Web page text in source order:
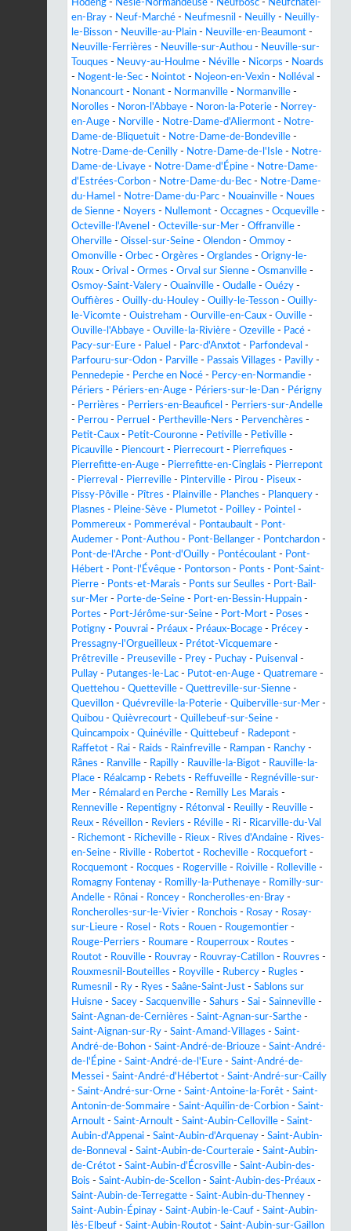
Hodeng - Nesle-Normandeuse - Neufbosc - Neufchâtel-
en-Bray - Neuf-Marché - Neufmesnil - Neuilly - Neuilly-
le-Bisson - Neuville-au-Plain - Neuville-en-Beaumont -
Neuville-Ferrières - Neuville-sur-Authou - Neuville-sur-
Touques - Neuvy-au-Houlme - Néville - Nicorps - Noards
- Nogent-le-Sec - Nointot - Nojeon-en-Vexin - Nolléval -
Nonancourt - Nonant - Normanville - Normanville -
Norolles - Noron-l'Abbaye - Noron-la-Poterie - Norrey-
en-Auge - Norville - Notre-Dame-d'Aliermont - Notre-
Dame-de-Bliquetuit - Notre-Dame-de-Bondeville -
Notre-Dame-de-Cenilly - Notre-Dame-de-l'Isle - Notre-
Dame-de-Livaye - Notre-Dame-d'Épine - Notre-Dame-
d'Estrées-Corbon - Notre-Dame-du-Bec - Notre-Dame-
du-Hamel - Notre-Dame-du-Parc - Nouainville - Noues
de Sienne - Noyers - Nullemont - Occagnes - Ocqueville -
Octeville-l'Avenel - Octeville-sur-Mer - Offranville -
Oherville - Oissel-sur-Seine - Olendon - Ommoy -
Omonville - Orbec - Orgères - Orglandes - Origny-le-
Roux - Orival - Ormes - Orval sur Sienne - Osmanville -
Osmoy-Saint-Valery - Ouainville - Oudalle - Ouézy -
Ouffières - Ouilly-du-Houley - Ouilly-le-Tesson - Ouilly-
le-Vicomte - Ouistreham - Ourville-en-Caux - Ouville -
Ouville-l'Abbaye - Ouville-la-Rivière - Ozeville - Pacé -
Pacy-sur-Eure - Paluel - Parc-d'Anxtot - Parfondeval -
Parfouru-sur-Odon - Parville - Passais Villages - Pavilly -
Pennedepie - Perche en Nocé - Percy-en-Normandie -
Périers - Périers-en-Auge - Périers-sur-le-Dan - Périgny
- Perrières - Perriers-en-Beauficel - Perriers-sur-Andelle
- Perrou - Perruel - Pertheville-Ners - Pervenchères -
Petit-Caux - Petit-Couronne - Petiville - Petiville -
Picauville - Piencourt - Pierrecourt - Pierrefiques -
Pierrefitte-en-Auge - Pierrefitte-en-Cinglais - Pierrepont
- Pierreval - Pierreville - Pinterville - Pirou - Piseux -
Pissy-Pôville - Pîtres - Plainville - Planches - Planquery -
Plasnes - Pleine-Sève - Plumetot - Poilley - Pointel -
Pommereux - Pommeréval - Pontaubault - Pont-
Audemer - Pont-Authou - Pont-Bellanger - Pontchardon -
Pont-de-l'Arche - Pont-d'Ouilly - Pontécoulant - Pont-
Hébert - Pont-l'Évêque - Pontorson - Ponts - Pont-Saint-
Pierre - Ponts-et-Marais - Ponts sur Seulles - Port-Bail-
sur-Mer - Porte-de-Seine - Port-en-Bessin-Huppain -
Portes - Port-Jérôme-sur-Seine - Port-Mort - Poses -
Potigny - Pouvrai - Préaux - Préaux-Bocage - Précey -
Pressagny-l'Orgueilleux - Prétot-Vicquemare -
Prêtreville - Preuseville - Prey - Puchay - Puisenval -
Pullay - Putanges-le-Lac - Putot-en-Auge - Quatremare -
Quettehou - Quetteville - Quettreville-sur-Sienne -
Quevillon - Quévreville-la-Poterie - Quiberville-sur-Mer -
Quibou - Quièvrecourt - Quillebeuf-sur-Seine -
Quincampoix - Quinéville - Quittebeuf - Radepont -
Raffetot - Rai - Raids - Rainfreville - Rampan - Ranchy -
Rânes - Ranville - Rapilly - Rauville-la-Bigot - Rauville-la-
Place - Réalcamp - Rebets - Reffuveille - Regnéville-sur-
Mer - Rémalard en Perche - Remilly Les Marais -
Renneville - Repentigny - Rétonval - Reuilly - Reuville -
Reux - Réveillon - Reviers - Réville - Ri - Ricarville-du-Val
- Richemont - Richeville - Rieux - Rives d'Andaine - Rives-
en-Seine - Riville - Robertot - Rocheville - Rocquefort -
Rocquemont - Rocques - Rogerville - Roiville - Rolleville -
Romagny Fontenay - Romilly-la-Puthenaye - Romilly-sur-
Andelle - Rônai - Roncey - Roncherolles-en-Bray -
Roncherolles-sur-le-Vivier - Ronchois - Rosay - Rosay-
sur-Lieure - Rosel - Rots - Rouen - Rougemontier -
Rouge-Perriers - Roumare - Rouperroux - Routes -
Routot - Rouville - Rouvray - Rouvray-Catillon - Rouvres -
Rouxmesnil-Bouteilles - Royville - Rubercy - Rugles -
Rumesnil - Ry - Ryes - Saâne-Saint-Just - Sablons sur
Huisne - Sacey - Sacquenville - Sahurs - Sai - Sainneville -
Saint-Agnan-de-Cernières - Saint-Agnan-sur-Sarthe -
Saint-Aignan-sur-Ry - Saint-Amand-Villages - Saint-
André-de-Bohon - Saint-André-de-Briouze - Saint-André-
de-l'Épine - Saint-André-de-l'Eure - Saint-André-de-
Messei - Saint-André-d'Hébertot - Saint-André-sur-Cailly
- Saint-André-sur-Orne - Saint-Antoine-la-Forêt - Saint-
Antonin-de-Sommaire - Saint-Aquilin-de-Corbion - Saint-
Arnoult - Saint-Arnoult - Saint-Aubin-Celloville - Saint-
Aubin-d'Appenai - Saint-Aubin-d'Arquenay - Saint-Aubin-
de-Bonneval - Saint-Aubin-de-Courteraie - Saint-Aubin-
de-Crétot - Saint-Aubin-d'Écrosville - Saint-Aubin-des-
Bois - Saint-Aubin-de-Scellon - Saint-Aubin-des-Préaux -
Saint-Aubin-de-Terregatte - Saint-Aubin-du-Thenney -
Saint-Aubin-Épinay - Saint-Aubin-le-Cauf - Saint-Aubin-
lès-Elbeuf - Saint-Aubin-Routot - Saint-Aubin-sur-Gaillon